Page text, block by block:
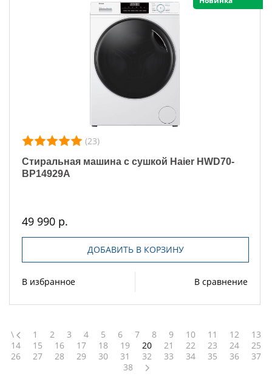
(23)
Стиральная машина с сушкой Haier HWD70-
BP14929A
49 990 р.
ДОБАВИТЬ В КОРЗИНУ
В избранное В сравнение
\ 1 2 3 4 5 6 7 8 9 10 11 12
13
14
15 16 17 18 19 20 21 22 23 24
25
26
27 28 29 30 31 32 33 34 35 36
37
38